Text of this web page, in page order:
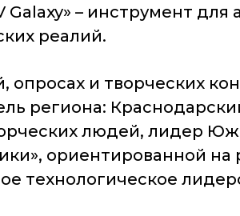
– инструмент
реалий.
и творческих
региона:
людей, лидер
ориентированной
технологическое